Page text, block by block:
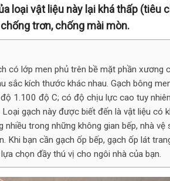
loại vật liệu này lại khá thấp (tiêu
trơn, chống mài mòn.
có lớp men phủ trên bề mặt phần xương
sắc kích thước khác nhau. Gạch bông
1.100 độ C; có độ chịu lực cao tuy
Loại gạch này được biết đến là vật liệu có
trong những không gian bếp, nhà
Khi bạn cần gạch ốp bếp, gạch ốp lát
chọn đầy thú vị cho ngôi nhà của bạn.